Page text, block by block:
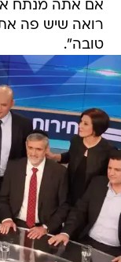
אם אתה מנתח את
רואה שיש פה את
טובה".